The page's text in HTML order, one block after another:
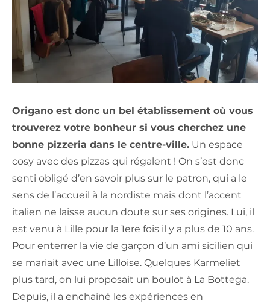
Origano est donc un bel établissement où vous
trouverez votre bonheur si vous cherchez une
bonne pizzeria dans le centre-ville. Un espace
cosy avec des pizzas qui régalent ! On s’est donc
senti obligé d’en savoir plus sur le patron, qui a le
sens de l’accueil à la nordiste mais dont l’accent
italien ne laisse aucun doute sur ses origines. Lui, il
est venu à Lille pour la 1ere fois il y a plus de 10 ans.
Pour enterrer la vie de garçon d’un ami sicilien qui
se mariait avec une Lilloise. Quelques Karmeliet
plus tard, on lui proposait un boulot à La Bottega.
Depuis, il a enchainé les expériences en